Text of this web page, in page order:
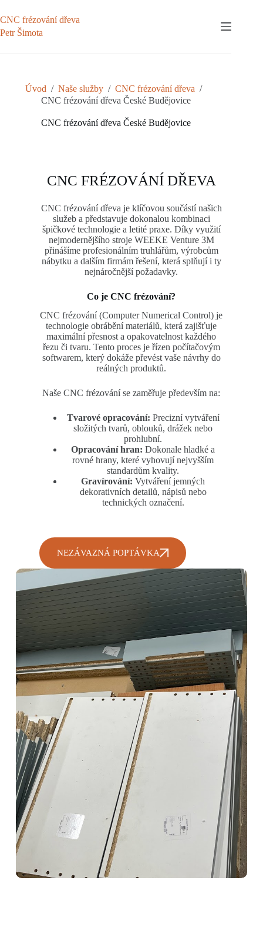
CNC frézování dřeva
Petr Šimota
Úvod / Naše služby / CNC frézování dřeva /
CNC frézování dřeva České Budějovice
CNC frézování dřeva České Budějovice
CNC FRÉZOVÁNÍ DŘEVA
CNC frézování dřeva je klíčovou součástí našich
služeb a představuje dokonalou kombinaci
špičkové technologie a letité praxe. Díky využití
nejmodernějšího stroje WEEKE Venture 3M
přinášíme profesionálním truhlářům, výrobcům
nábytku a dalším firmám řešení, která splňují i ty
nejnáročnější požadavky.
Co je CNC frézování?
CNC frézování (Computer Numerical Control) je
technologie obrábění materiálů, která zajišťuje
maximální přesnost a opakovatelnost každého
řezu či tvaru. Tento proces je řízen počítačovým
softwarem, který dokáže převést vaše návrhy do
reálných produktů.
Naše CNC frézování se zaměřuje především na:
Tvarové opracování: Precizní vytváření
složitých tvarů, oblouků, drážek nebo
prohlubní.
Opracování hran: Dokonale hladké a
rovné hrany, které vyhovují nejvyšším
standardům kvality.
Gravírování: Vytváření jemných
dekorativních detailů, nápisů nebo
technických označení.
NEZÁVAZNÁ POPTÁVKA